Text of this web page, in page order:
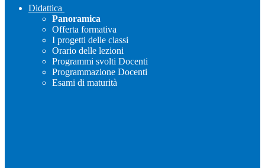
Didattica
Panoramica
Offerta formativa
I progetti delle classi
Orario delle lezioni
Programmi svolti Docenti
Programmazione Docenti
Esami di maturità